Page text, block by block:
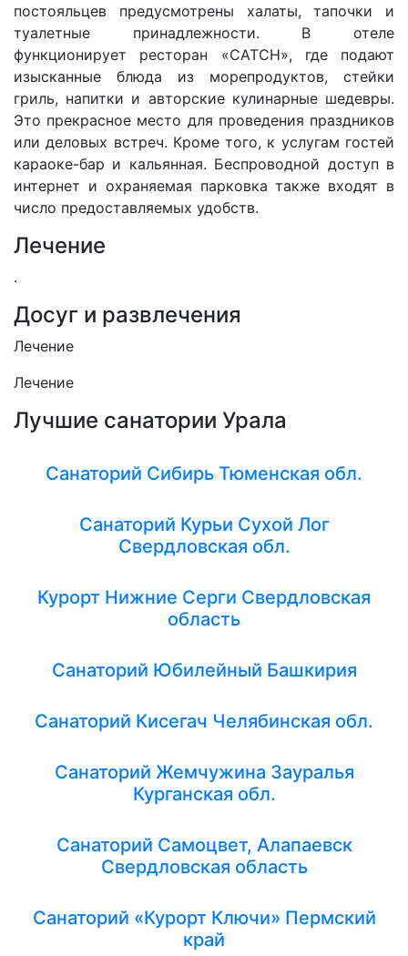
постояльцев предусмотрены халаты, тапочки и
туалетные принадлежности. В отеле
функционирует ресторан «CATCH», где подают
изысканные блюда из морепродуктов, стейки
гриль, напитки и авторские кулинарные шедевры.
Это прекрасное место для проведения праздников
или деловых встреч. Кроме того, к услугам гостей
караоке-бар и кальянная. Беспроводной доступ в
интернет и охраняемая парковка также входят в
число предоставляемых удобств.
Лечение
.
Досуг и развлечения
Лечение
Лечение
Лучшие санатории Урала
Санаторий Сибирь Тюменская обл.
Санаторий Курьи Сухой Лог
Свердловская обл.
Курорт Нижние Серги Свердловская
область
Санаторий Юбилейный Башкирия
Санаторий Кисегач Челябинская обл.
Санаторий Жемчужина Зауралья
Курганская обл.
Санаторий Самоцвет, Алапаевск
Свердловская область
Санаторий «Курорт Ключи» Пермский
край